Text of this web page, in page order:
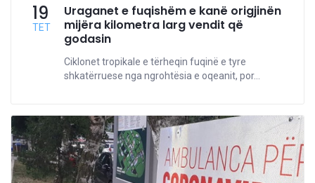
19
TET
Uraganet e fuqishëm e kanë origjinën
mijëra kilometra larg vendit që
godasin
Ciklonet tropikale e tërheqin fuqinë e tyre
shkatërruese nga ngrohtësia e oqeanit, por...